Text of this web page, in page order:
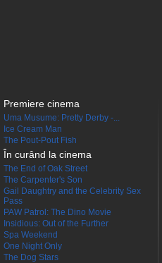
Premiere cinema
Uma Musume: Pretty Derby -...
Ice Cream Man
The Pout-Pout Fish
În curând la cinema
The End of Oak Street
The Carpenter's Son
Gail Daughtry and the Celebrity Sex
Pass
PAW Patrol: The Dino Movie
Insidious: Out of the Further
Spa Weekend
One Night Only
The Dog Stars